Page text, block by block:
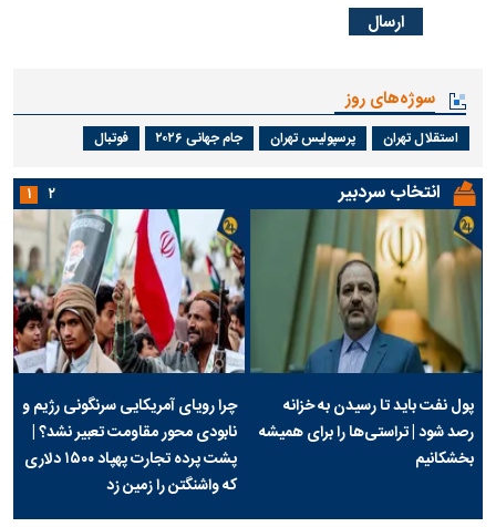
سوژه‌های روز
استقلال تهران پرسپولیس تهران جام جهانی ۲۰۲۶ فوتبال
انتخاب سردبیر
پول نفت باید تا رسیدن به خزانه
رصد شود | تراستی‌ها را برای همیشه
بخشکانیم
چرا رویای آمریکایی سرنگونی رژیم و
نابودی محور مقاومت تعبیر نشد؟ |
پشت پرده تجارت پهپاد‌ ۱۵۰۰ دلاری
که واشنگتن را زمین زد
۱ ۲